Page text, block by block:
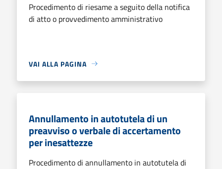
Procedimento di riesame a seguito della notifica
di atto o provvedimento amministrativo
VAI ALLA PAGINA
Annullamento in autotutela di un
preavviso o verbale di accertamento
per inesattezze
Procedimento di annullamento in autotutela di